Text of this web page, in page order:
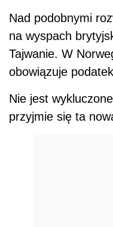
Nad podobnymi
na wyspach
Tajwanie. W
obowiązuje
Nie jest
przyjmie się ta